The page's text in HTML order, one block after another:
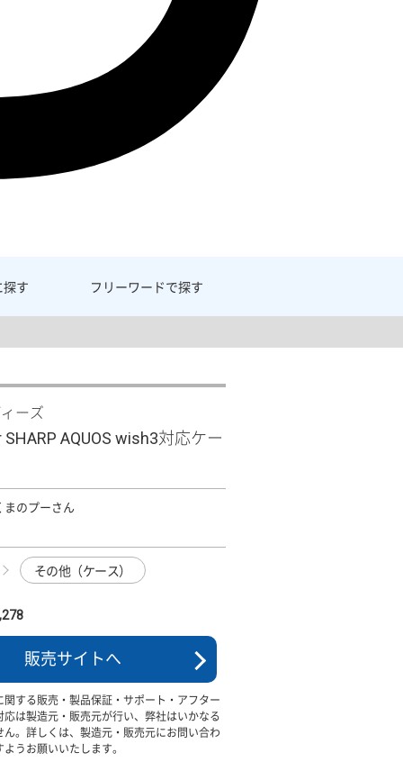
探す フリーワードで探す
ーズ
AQUOS wish3対応ケー
まのプーさん
その他（ケース）
販売サイトへ
関する販売・製品保証・サポート・アフター
応は製造元・販売元が行い、弊社はいかなる
ん。詳しくは、製造元・販売元にお問い合わ
うお願いいたします。